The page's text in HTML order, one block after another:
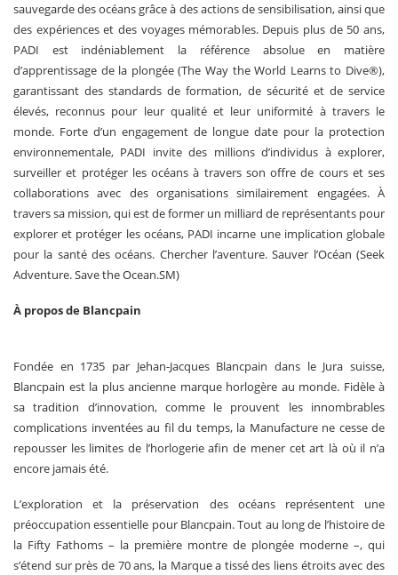
sauvegarde des océans grâce à des actions de sensibilisation, ainsi que
des expériences et des voyages mémorables. Depuis plus de 50 ans,
PADI est indéniablement la référence absolue en matière
d’apprentissage de la plongée (The Way the World Learns to Dive®),
garantissant des standards de formation, de sécurité et de service
élevés, reconnus pour leur qualité et leur uniformité à travers le
monde. Forte d’un engagement de longue date pour la protection
environnementale, PADI invite des millions d’individus à explorer,
surveiller et protéger les océans à travers son offre de cours et ses
collaborations avec des organisations similairement engagées. À
travers sa mission, qui est de former un milliard de représentants pour
explorer et protéger les océans, PADI incarne une implication globale
pour la santé des océans. Chercher l’aventure. Sauver l’Océan (Seek
Adventure. Save the Ocean.SM)
À propos de Blancpain
Fondée en 1735 par Jehan-Jacques Blancpain dans le Jura suisse,
Blancpain est la plus ancienne marque horlogère au monde. Fidèle à
sa tradition d’innovation, comme le prouvent les innombrables
complications inventées au fil du temps, la Manufacture ne cesse de
repousser les limites de l’horlogerie afin de mener cet art là où il n’a
encore jamais été.
L’exploration et la préservation des océans représentent une
préoccupation essentielle pour Blancpain. Tout au long de l’histoire de
la Fifty Fathoms – la première montre de plongée moderne –, qui
s’étend sur près de 70 ans, la Marque a tissé des liens étroits avec des